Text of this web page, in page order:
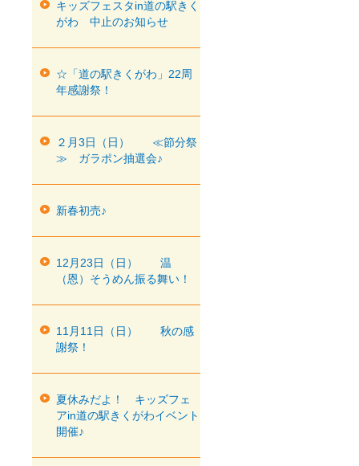
キッズフェスタin道の駅きく
がわ 中止のお知らせ
☆「道の駅きくがわ」22周
年感謝祭！
２月3日（日） ≪節分祭
≫ ガラポン抽選会♪
新春初売♪
12月23日（日） 温
（恩）そうめん振る舞い！
11月11日（日） 秋の感
謝祭！
夏休みだよ！ キッズフェ
アin道の駅きくがわイベント
開催♪